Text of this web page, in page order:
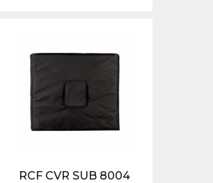
RCF CVR SUB 8004